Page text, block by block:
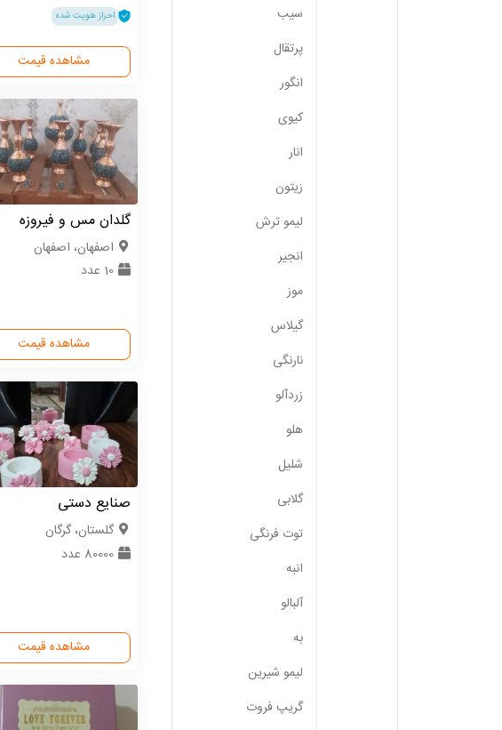
احراز هویت شده
مشاهده قیمت
گلدان مس و فیروزه
اصفهان، اصفهان
10 عدد
مشاهده قیمت
صنایع دستی
گلستان، گرگان
80000 عدد
مشاهده قیمت
سیب
پرتقال
انگور
کیوی
انار
زیتون
لیمو ترش
انجیر
موز
گیلاس
نارنگی
زردآلو
هلو
شلیل
گلابی
توت فرنگی
انبه
آلبالو
به
لیمو شیرین
گریپ فروت